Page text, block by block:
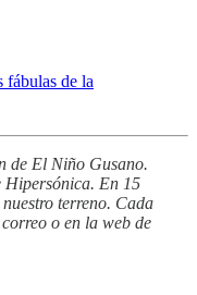
fábulas de la
de El Niño Gusano.
Hipersónica. En 15
terreno. Cada
o en la web de